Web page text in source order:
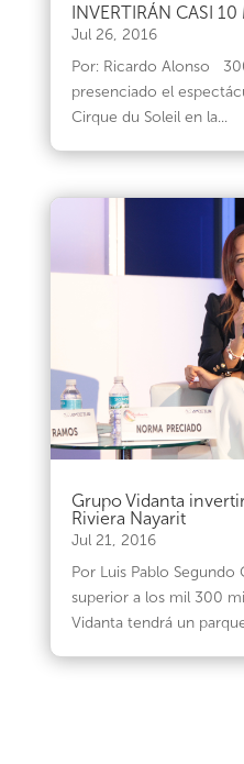
INVERTIRÁN CASI 10
Jul 26, 2016
Por: Ricardo Alonso
presenciado el
Cirque du Soleil en la...
Grupo Vidanta
Riviera Nayarit
Jul 21, 2016
Por Luis Pablo Segundo
superior a los mil 300
Vidanta tendrá un